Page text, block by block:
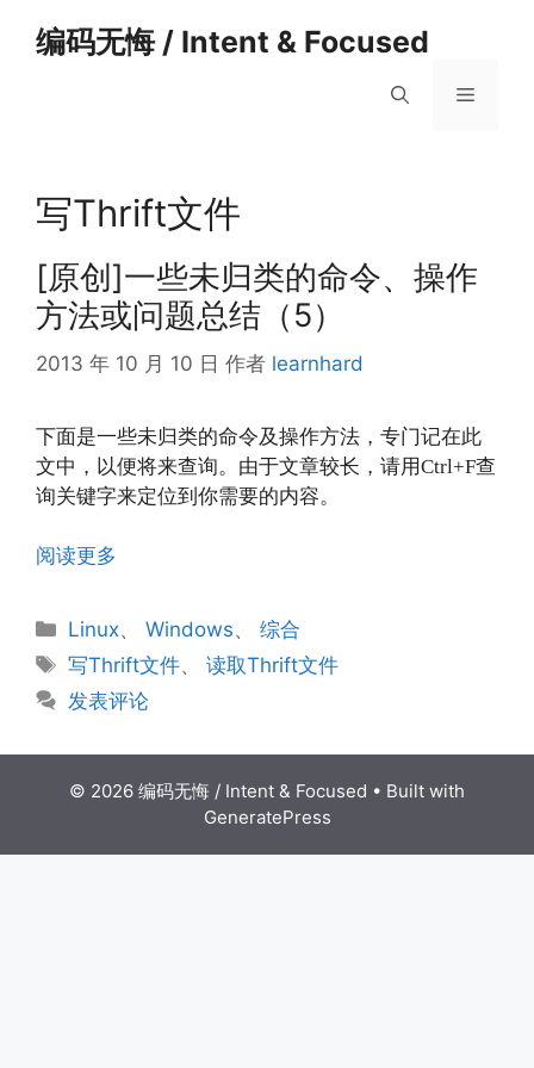
编码无悔 / Intent & Focused
菜
写Thrift文件
[原创]一些未归类的命令、操作
方法或问题总结（5）
2013 年 10 月 10 日 作者 learnhard
下面是一些未归类的命令及操作方法，专门记在此
文中，以便将来查询。由于文章较长，请用Ctrl+F查
询关键字来定位到你需要的内容。
阅读更多
分
类
Linux、Windows、综合
标
签
写Thrift文件、读取Thrift文件
发表评论
© 2026 编码无悔 / Intent & Focused • Built with
GeneratePress